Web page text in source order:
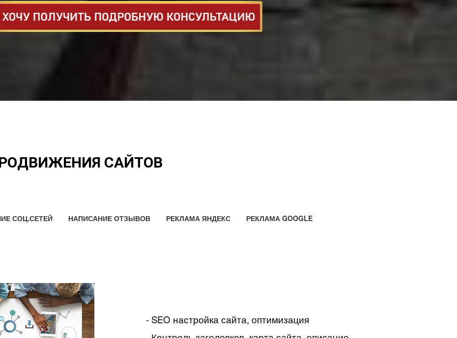
САЙТОВ
СОЦ.СЕТЕЙ НАПИСАНИЕ ОТЗЫВОВ РЕКЛАМА ЯНДЕКС РЕКЛАМА GOOGLE
- SEO настройка сайта, оптимизация